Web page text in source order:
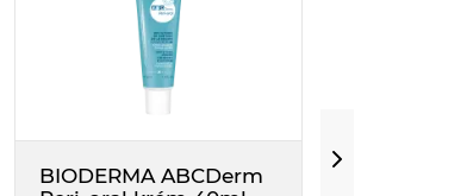
BIODERMA ABCDerm